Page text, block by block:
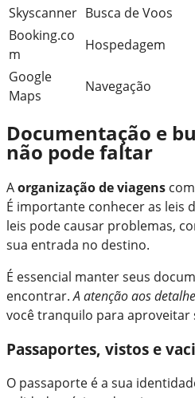
Skyscanner Busca de Voos
Booking.co
m
Hospedagem
Google
Maps
Navegação
Documentação e
não pode faltar
Aorganização de viagens
É importante conhecer as leis
leis pode causar problemas,
sua entrada no destino.
É essencial manter seus
encontrar.A atenção aos
você tranquilo para aproveitar
Passaportes, vistos e
O passaporte é a sua